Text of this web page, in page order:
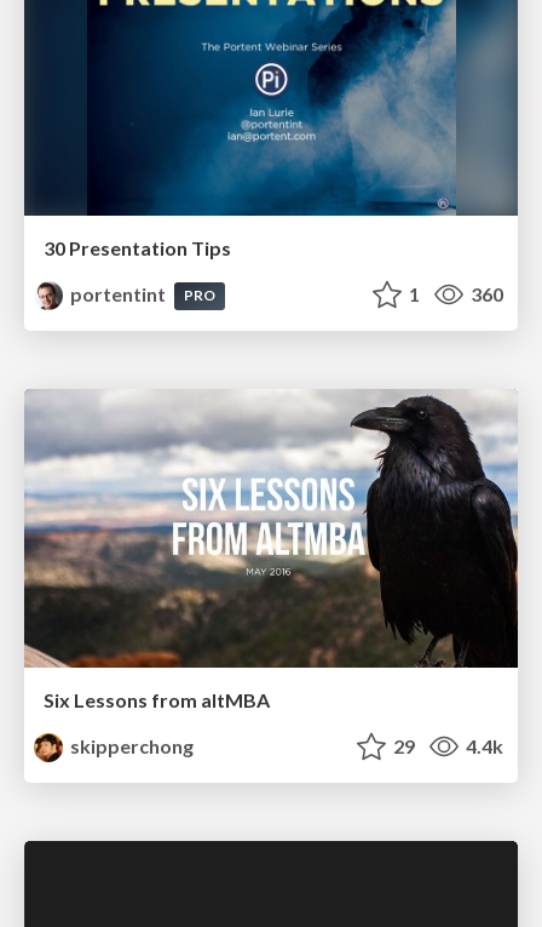
30 Presentation Tips
portentint
PRO 1 360
Six Lessons from altMBA
skipperchong
29 4.4k